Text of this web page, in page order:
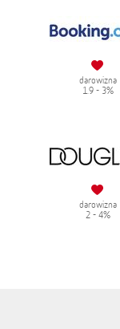
darowizna
1.9 - 3%
darowizna
2 - 4%